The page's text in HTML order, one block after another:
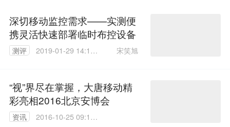
深切移动监控需求——实测便
携灵活快速部署临时布控设备
测评
2019-01-29 14:19:
宋笑旭
“视”界尽在掌握，大唐移动精
彩亮相2016北京安博会
资讯
2016-10-25 09:17: